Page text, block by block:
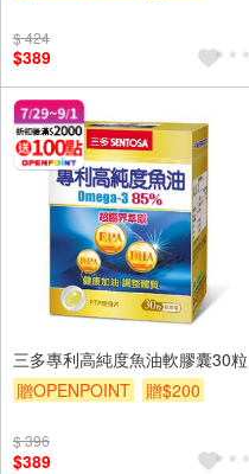
$ 424
$389
三多專利高純度魚油軟膠囊30粒
贈OPENPOINT
贈$200
$ 396
$389